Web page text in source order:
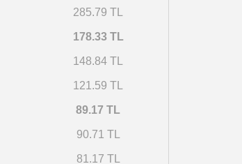
285.79 TL
178.33 TL
148.84 TL
121.59 TL
89.17 TL
90.71 TL
81.17 TL